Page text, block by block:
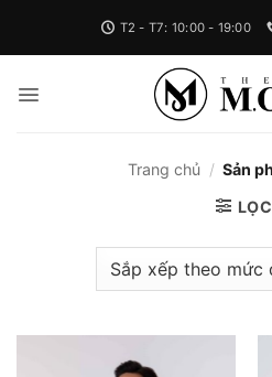
nội
T2 - T7: 10:00 - 19:00
Trang chủ / Sản
LỌC